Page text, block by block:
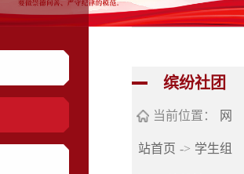
缤纷社团
当前位置： 网
站首页 -> 学生组